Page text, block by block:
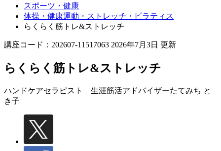
スポーツ・健康
体操・健康運動・ストレッチ・ピラティス
らくらく筋トレ&ストレッチ
講座コード：202607-11517063 2026年7月3日 更新
らくらく筋トレ&ストレッチ
ハンドケアセラピスト 生涯筋活アドバイザーたてみち と
き子